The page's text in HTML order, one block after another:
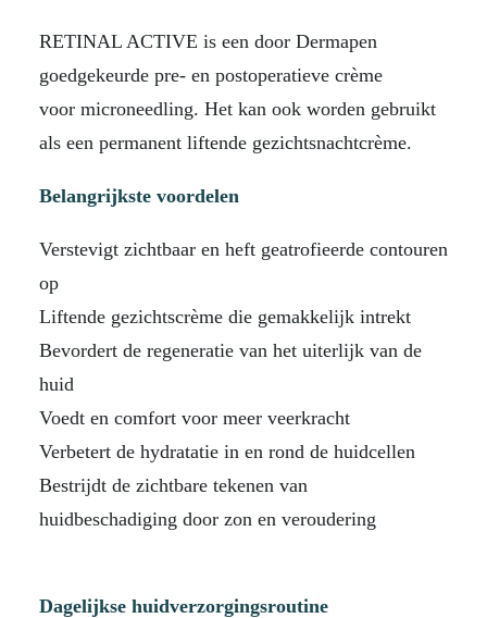
RETINAL ACTIVE is een door Dermapen
goedgekeurde pre- en postoperatieve crème
voor microneedling. Het kan ook worden gebruikt
als een permanent liftende gezichtsnachtcrème.
Belangrijkste voordelen
Verstevigt zichtbaar en heft geatrofieerde contouren
op
Liftende gezichtscrème die gemakkelijk intrekt
Bevordert de regeneratie van het uiterlijk van de
huid
Voedt en comfort voor meer veerkracht
Verbetert de hydratatie in en rond de huidcellen
Bestrijdt de zichtbare tekenen van
huidbeschadiging door zon en veroudering
Dagelijkse huidverzorgingsroutine